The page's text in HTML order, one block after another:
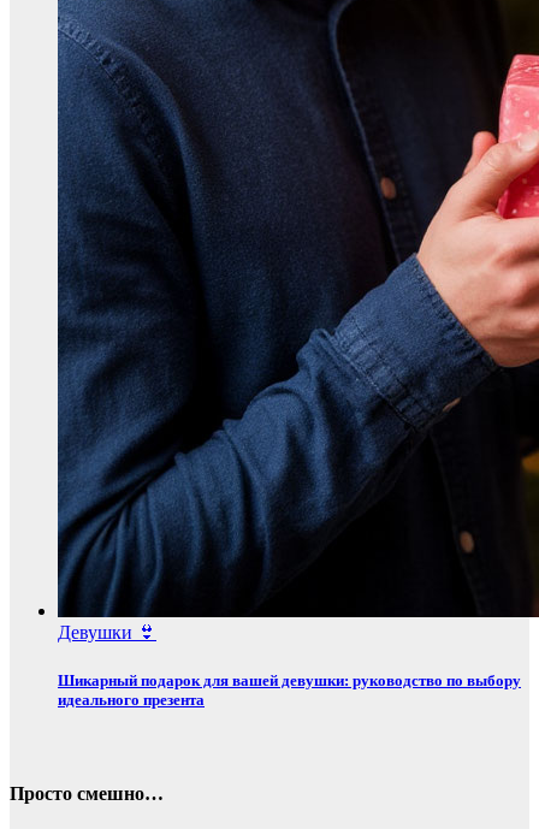
Девушки 👙
Шикарный подарок для вашей девушки: руководство по выбору
идеального презента
Просто смешно…